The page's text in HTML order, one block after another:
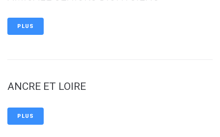
PLUS
ANCRE ET LOIRE
PLUS